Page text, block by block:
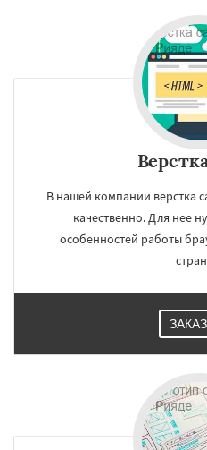
В нашей компании верстка
качественно. Для нее
особенностей работы